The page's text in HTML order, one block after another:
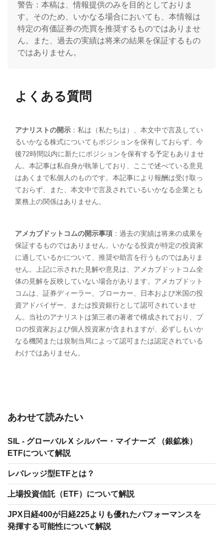
警告：本稿は、情報提供のみを目的としておりま
す。そのため、いかなる場合においても、本情報は
特定の有価証券の売買を推奨するものではありませ
ん。また、過去の実績は将来の結果を保証するもの
ではありません。
よくある質問
アナリストの開示 ：私は（私たちは）、本文中で言及してい
るいかなる株式についてもポジションを保有しておらず、今
後72時間以内に新たにポジションを保有する予定もありませ
ん。本記事は私自身が執筆しており、ここで述べている意見
はあくまで私個人のものです。本記事により報酬は受け取っ
ておらず、また、本文中で言及されているいかなる企業とも
業務上の関係はありません。
アメカブドットコムの開示事項 ：過去の実績は将来の成果を
保証するものではありません。いかなる投資が特定の投資家
に適しているかについて、推奨や助言を行うものではありま
せん。上記に示された見解や意見は、アメカブドットコム全
体の見解を反映していない場合があります。アメカブドット
コムは、証券ディーラー、ブローカー、日本および米国の投
資アドバイザー、または投資銀行として認可されていませ
ん。当社のアナリストは第三者の著者で構成されており、プ
ロの投資家および個人投資家が含まれますが、必ずしもいか
なる機関または規制当局によって認可または認定されている
わけではありません。
あわせて読みたい
SIL - グローバル X シルバー・マイナーズ （銀鉱株）
ETFについて解説
レバレッジ型ETFとは？
上場投資信託（ETF）について解説
JPX日経400が日経225よりも優れたパフォーマンスを
発揮する可能性について解説